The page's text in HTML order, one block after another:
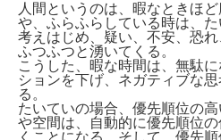
人間というのは、暇なときほ
や、ふらふらしている時は、
考えはじめ、疑い、不安、恐れ
ふつふつと湧いてくる。
こうした、暇な時間は、無駄
ションを下げ、ネガティブな
る。
たいていの場合、優先順位の
や空間は、自動的に優先順位